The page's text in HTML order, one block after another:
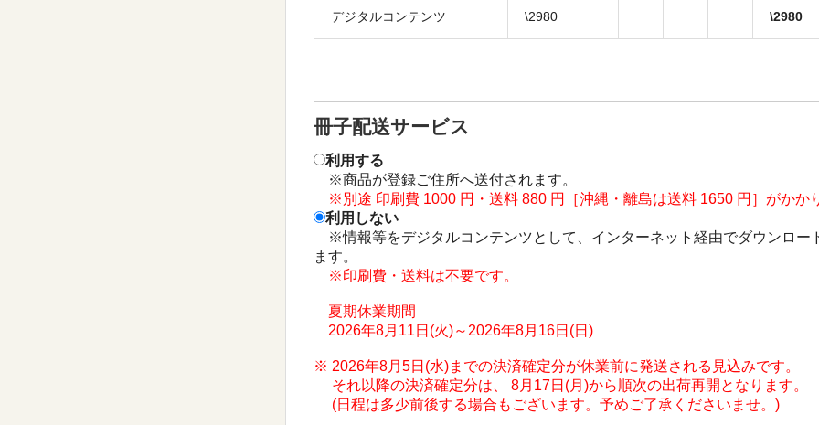
デジタルコンテンツ \2980 \2980
冊子配送サービス
利用する
※商品が登録ご住所へ送付されます。
※別途 印刷費 1000 円・送料 880 円［沖縄・離島は送料 1650 円 ］がかか
利用しない
※情報等をデジタルコンテンツとして、インターネット経由でダウンロー
ます。
※印刷費・送料は不要です。
夏期休業期間
2026年8月11日(火)～2026年8月16日(日)
※ 2026年8月5日(水)までの決済確定分が休業前に発送される見込みです。
それ以降の決済確定分は、 8月17日(月)から順次の出荷再開となります。
(日程は多少前後する場合もございます。予めご了承くださいませ。)